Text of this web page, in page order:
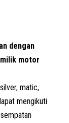
dengan
motor
matic,
mengikuti